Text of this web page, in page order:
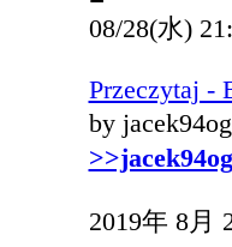
08/28(水)
Przeczytaj -
by
2019年 8月